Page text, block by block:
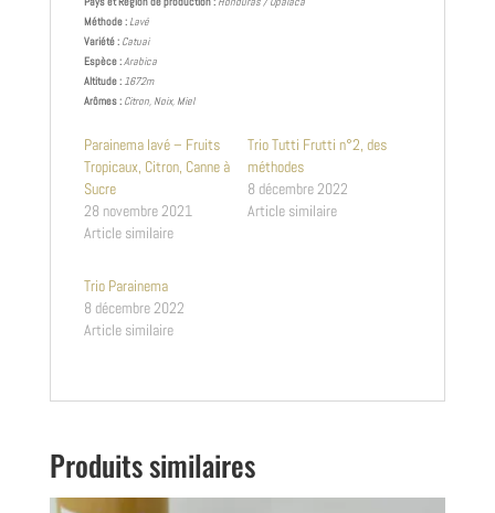
Méthode :Lavé
Variété : Catuai
Espèce :Arabica
Altitude :1672m
Arômes : Citron, Noix, Miel
Parainema lavé – Fruits
Tropicaux, Citron, Canne à
Sucre
28 novembre 2021
Article similaire
Trio Tutti Frutti n°2, des
méthodes
8 décembre 2022
Article similaire
Trio Parainema
8 décembre 2022
Article similaire
Produits similaires